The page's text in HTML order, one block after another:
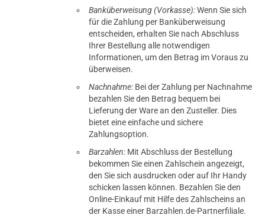
Banküberweisung (Vorkasse):Wenn Sie sich
für die Zahlung per Banküberweisung
entscheiden, erhalten Sie nach Abschluss
Ihrer Bestellung alle notwendigen
Informationen, um den Betrag im Voraus zu
überweisen.
Nachnahme: Bei der Zahlung per Nachnahme
bezahlen Sie den Betrag bequem bei
Lieferung der Ware an den Zusteller. Dies
bietet eine einfache und sichere
Zahlungsoption.
Barzahlen: Mit Abschluss der Bestellung
bekommen Sie einen Zahlschein angezeigt,
den Sie sich ausdrucken oder auf Ihr Handy
schicken lassen können. Bezahlen Sie den
Online-Einkauf mit Hilfe des Zahlscheins an
der Kasse einer Barzahlen.de-Partnerfiliale.